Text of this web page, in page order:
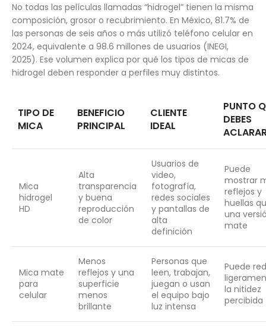
No todas las películas llamadas “hidrogel” tienen la misma
composición, grosor o recubrimiento. En México, 81.7% de
las personas de seis años o más utilizó teléfono celular en
2024, equivalente a 98.6 millones de usuarios (INEGI,
2025). Ese volumen explica por qué los tipos de micas de
hidrogel deben responder a perfiles muy distintos.
TIPO DE
MICA
BENEFICIO
PRINCIPAL
CLIENTE
IDEAL
PUNTO
DEBES
Mica
hidrogel
HD
Alta
transparencia
y buena
reproducción
de color
Usuarios de
video,
fotografía,
redes sociales
y pantallas de
alta
definición
Puede
mostrar
reflejos y
huellas
una
mate
Mica mate
para
celular
Menos
reflejos y una
superficie
menos
brillante
Personas que
leen, trabajan,
juegan o usan
el equipo bajo
luz intensa
Puede
la nitidez
percibida